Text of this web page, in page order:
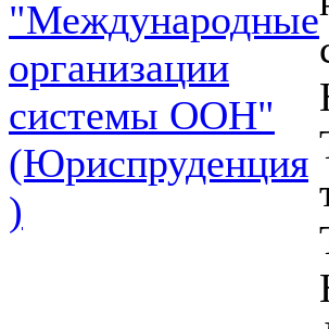
"Международные
организации
системы ООН"
(Юриспруденция
)